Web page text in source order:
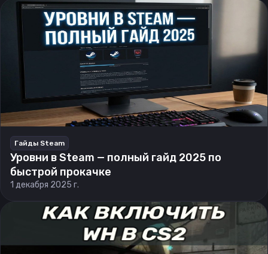
Гайды Steam
Уровни в Steam — полный гайд 2025 по
быстрой прокачке
1 декабря 2025 г.